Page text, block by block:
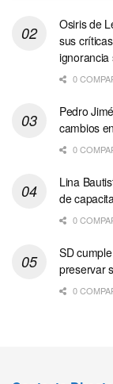
Osiris de
sus
ignorancia
0
Pedro
cambios
0
Lina
de
0
SD
preservar
0